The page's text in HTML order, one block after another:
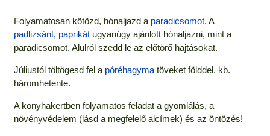
Folyamatosan kötözd, hónaljazd a paradicsomot. A
padlizsánt, paprikátugyanúgy ajánlott hónaljazni, mint a
paradicsomot. Alulról szedd le az előtörő hajtásokat.
Júliustól töltögesd fel a póréhagymatöveket földdel, kb.
háromhetente.
A konyhakertben folyamatos feladat a gyomlálás, a
növényvédelem (lásd a megfelelő alcímek) és az öntözés!